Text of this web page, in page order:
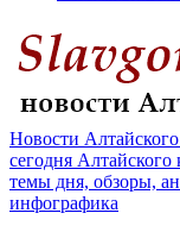
Новости
сегодня
темы дня, обзоры,
инфографика